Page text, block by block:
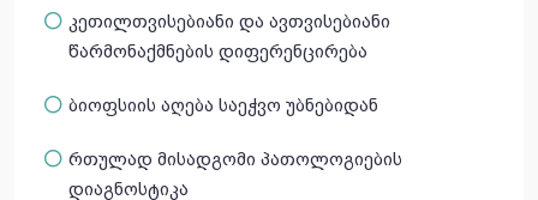
კეთილთვისებიანი და ავთვისებიანი
წარმონაქმნების დიფერენცირება
ბიოფსიის აღება საეჭვო უბნებიდან
რთულად მისადგომი პათოლოგიების
დიაგნოსტიკა